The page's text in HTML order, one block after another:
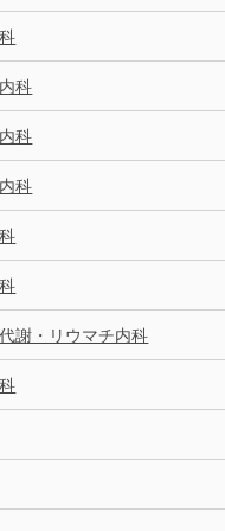
科
科
科
謝・リウマチ内科